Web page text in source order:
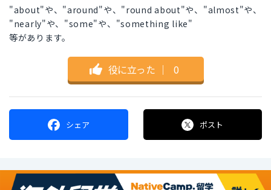
"about"や、"around"や、"round about"や、"almost"や、
"nearly"や、"some"や、"something like"
等があります。
役に立った ｜ 0
シェア ポスト